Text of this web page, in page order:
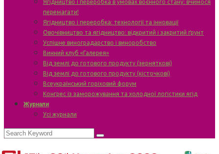
Ягідництво і переробка в умовах воєнного стану: вчимося
перемагати!
Ягідництво і переробка: технології та інновації
Овочівництво та ягідництво: відкритий і закритий ґрунт
Успішне виноградарство і виноробство
Винний клуб «Галерея»
Від землі до готового продукту (зерняткові)
Від землі до готового продукту (кісточкові)
Всеукраїнський горіховий форум
Конгрес із заморожування та холодної логістики ягід
Журнали
Усі журнали